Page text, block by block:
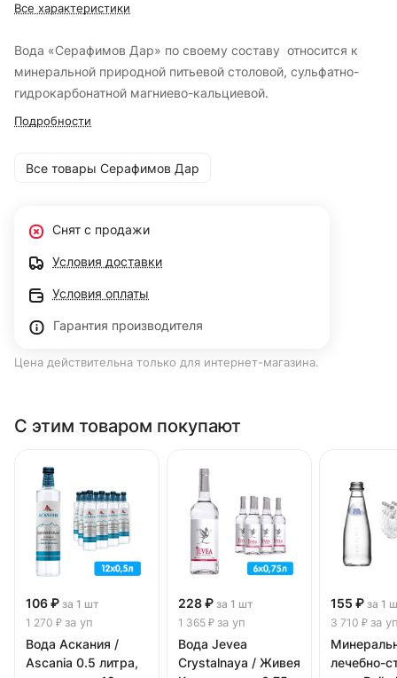
Все характеристики
Вода «Серафимов Дар» по своему составу относится к
минеральной природной питьевой столовой, сульфатно-
гидрокарбонатной магниево-кальциевой.
Подробности
Все товары Серафимов Дар
Снят с продажи
Условия доставки
Условия оплаты
Гарантия производителя
Цена действительна только для интернет-магазина.
С этим товаром покупают
106 ₽ за 1 шт
1 270 ₽ за уп
Вода Аскания /
Ascania 0.5 литра,
228 ₽ за 1 шт
1 365 ₽ за уп
Вода Jevea
Crystalnaya / Живея
155 ₽ за 1
3 710 ₽ за
лечебно-